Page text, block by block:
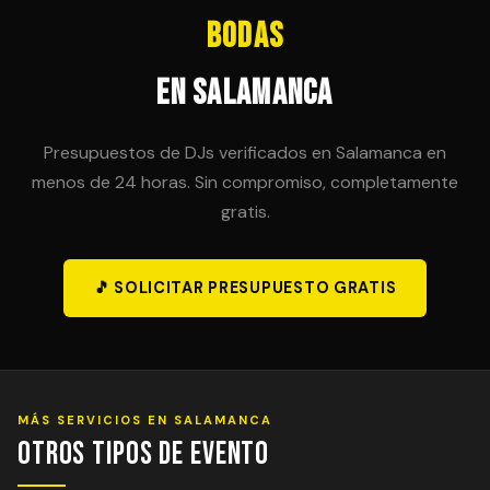
Bodas
en Salamanca
Presupuestos de DJs verificados en Salamanca en
menos de 24 horas. Sin compromiso, completamente
gratis.
🎵 SOLICITAR PRESUPUESTO GRATIS
MÁS SERVICIOS EN SALAMANCA
Otros Tipos de Evento